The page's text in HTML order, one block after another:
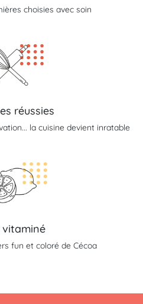
choisies avec soin
réussies
la cuisine devient inratable
vitaminé
fun et coloré de Cécoa